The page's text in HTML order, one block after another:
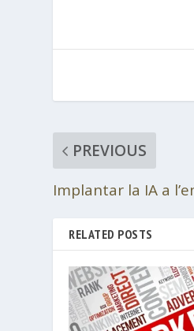
PREVIOUS
Implantar la IA a
RELATED POSTS